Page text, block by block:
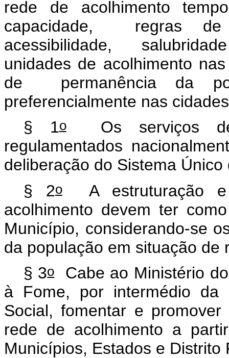
rede de acolhimento
capacidade, regras de
acessibilidade,
unidades de acolhimento
de permanência da
preferencialmente nas
§ 1oOs serviços de
regulamentados
deliberação do Sistema
§ 2oA estruturação e
acolhimento devem ter
Município, considerando-se
da população em situação de
§ 3oCabe ao Ministério do
à Fome, por intermédio da
Social, fomentar e
rede de acolhimento a
Municípios, Estados e Distrito